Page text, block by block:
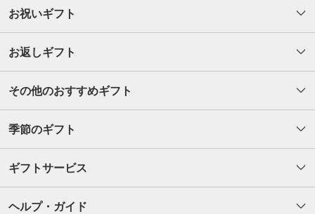
お祝いギフト
お返しギフト
その他のおすすめギフト
季節のギフト
ギフトサービス
ヘルプ・ガイド